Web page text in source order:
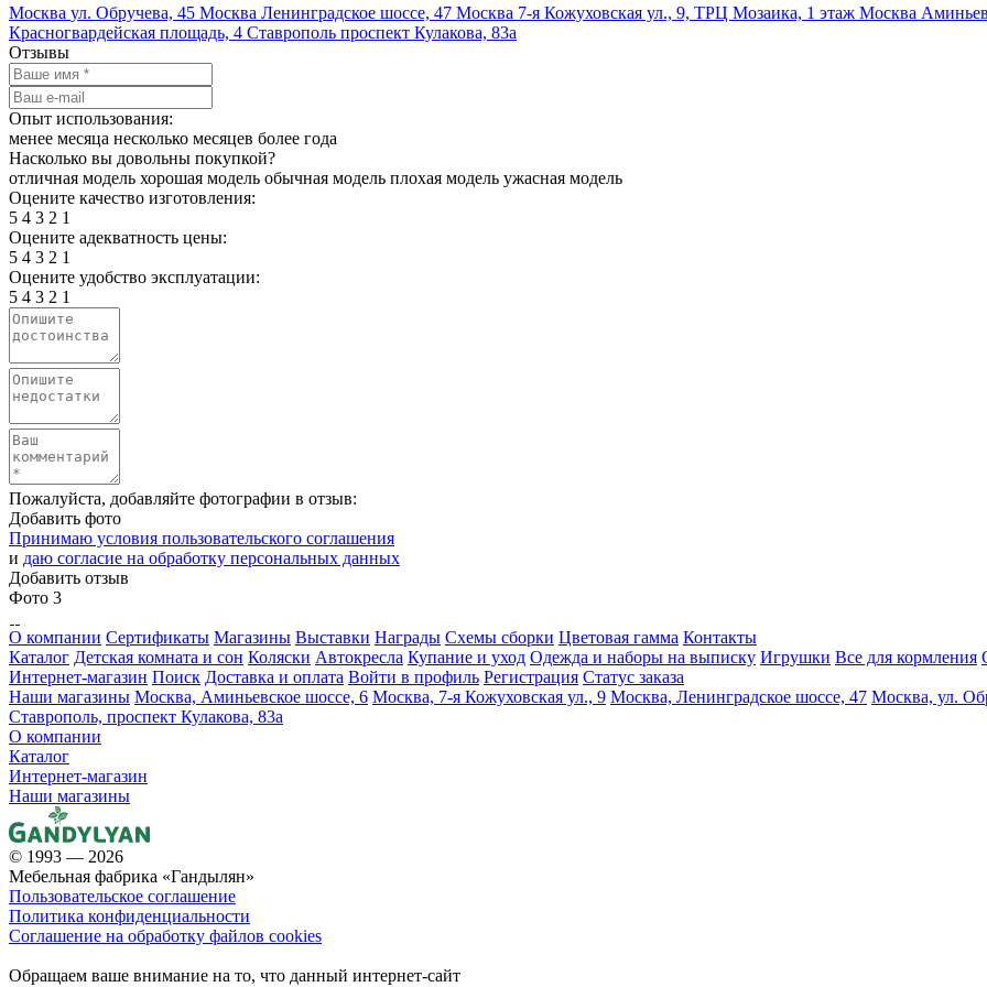
Москва ул. Обручева, 45 Москва Ленинградское шоссе, 47 Москва 7-я Кожуховская ул., 9, ТРЦ Мозаика, 1 этаж Москва
Красногвардейская площадь, 4 Ставрополь проспект Кулакова, 83а
Отзывы
Опыт использования:
менее месяца несколько месяцев более года
Насколько вы довольны покупкой?
отличная модель хорошая модель обычная модель плохая модель ужасная модель
Оцените качество изготовления:
5 4 3 2 1
Оцените адекватность цены:
5 4 3 2 1
Оцените удобство эксплуатации:
5 4 3 2 1
Пожалуйста, добавляйте фотографии в отзыв:
Добавить фото
Принимаю условия пользовательского соглашения
и даю согласие на обработку персональных данных
Добавить отзыв
Фото 3
О компании Сертификаты Магазины Выставки Награды Схемы сборки Цветовая гамма Контакты
Каталог Детская комната и сон Коляски Автокресла Купание и уход Одежда и наборы на выписку Игрушки Все для кормления
Интернет-магазин Поиск Доставка и оплата Войти в профиль Регистрация Статус заказа
Наши магазины Москва, Аминьевское шоссе, 6 Москва, 7-я Кожуховская ул., 9 Москва, Ленинградское шоссе, 47 Москва, ул.
Ставрополь, проспект Кулакова, 83а
О компании
Каталог
Интернет-магазин
Наши магазины
© 1993 — 2026
Мебельная фабрика «Гандылян»
Пользовательское соглашение
Политика конфиденциальности
Соглашение на обработку файлов cookies
Обращаем ваше внимание на то, что данный интернет-сайт